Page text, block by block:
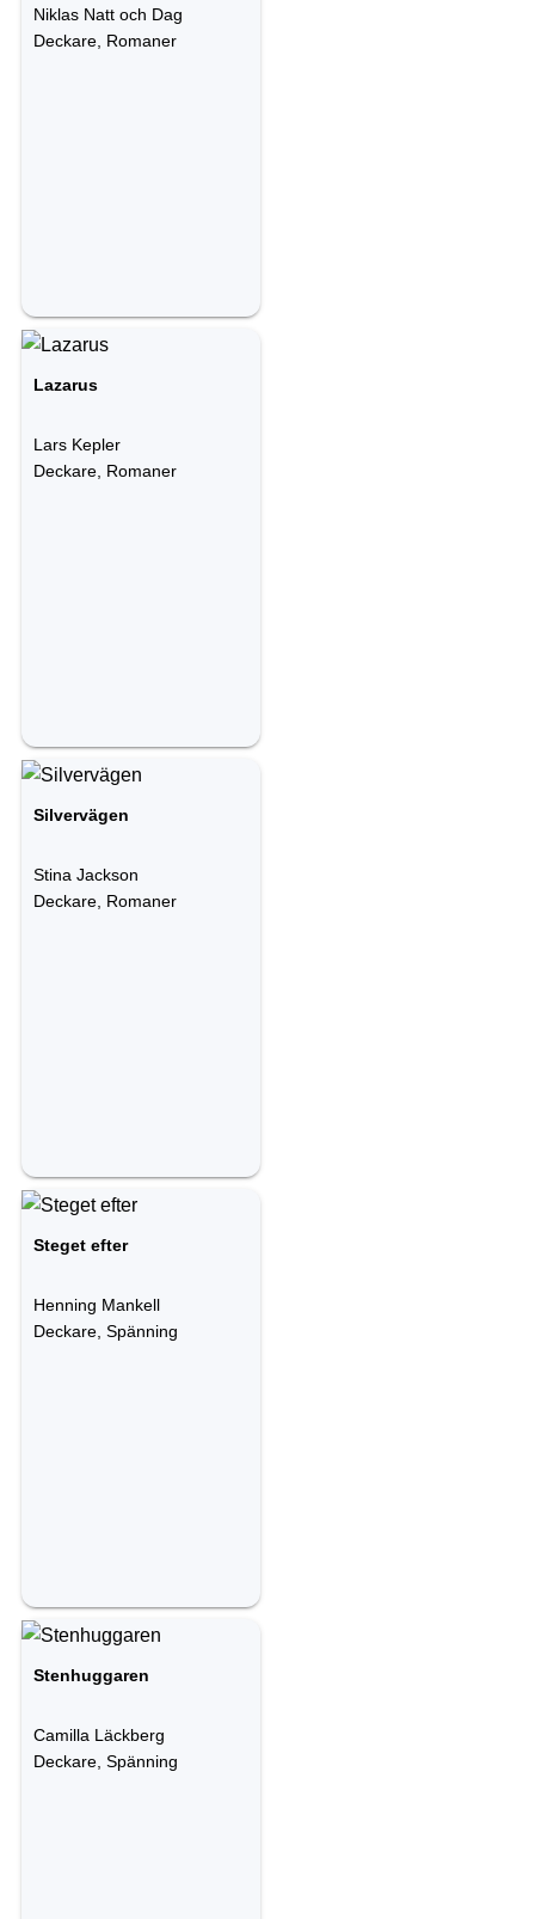
Niklas Natt och Dag
Deckare, Romaner
Lazarus
Lars Kepler
Deckare, Romaner
Silvervägen
Stina Jackson
Deckare, Romaner
Steget efter
Henning Mankell
Deckare, Spänning
Stenhuggaren
Camilla Läckberg
Deckare, Spänning